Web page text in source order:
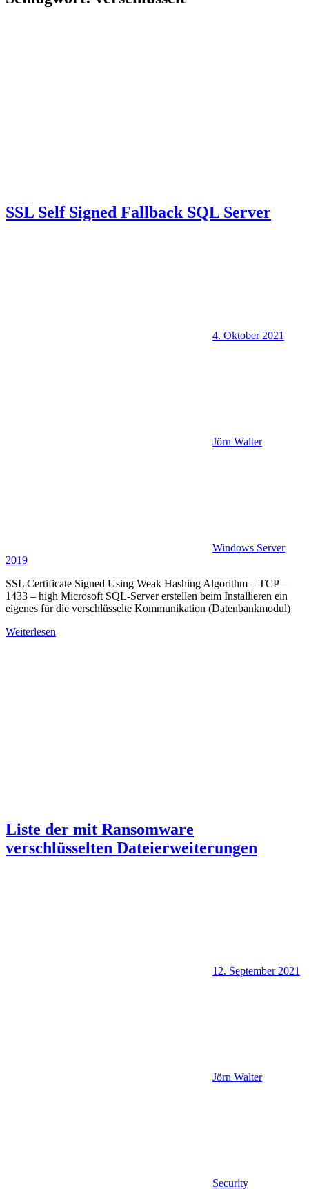
SSL Self Signed Fallback SQL Server
4. Oktober 2021
Jörn Walter
Windows Server
2019
SSL Certificate Signed Using Weak Hashing Algorithm – TCP –
1433 – high Microsoft SQL-Server erstellen beim Installieren ein
eigenes für die verschlüsselte Kommunikation (Datenbankmodul)
Weiterlesen
Liste der mit Ransomware
verschlüsselten Dateierweiterungen
12. September 2021
Jörn Walter
Security